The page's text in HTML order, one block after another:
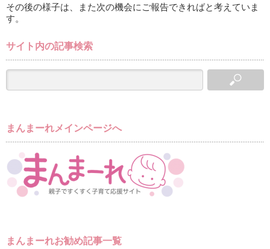
その後の様子は、また次の機会にご報告できればと考えていま
す。
サイト内の記事検索
まんまーれメインページへ
まんまーれお勧め記事一覧